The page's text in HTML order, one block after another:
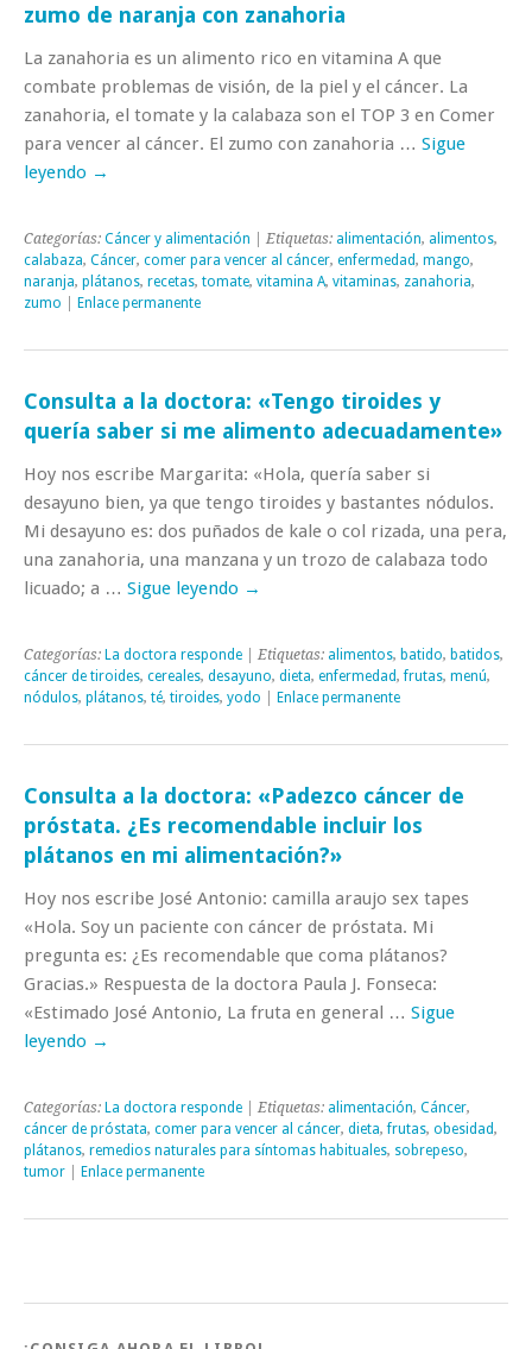
zumo de naranja con zanahoria
La zanahoria es un alimento rico en vitamina A que
combate problemas de visión, de la piel y el cáncer. La
zanahoria, el tomate y la calabaza son el TOP 3 en Comer
para vencer al cáncer. El zumo con zanahoria … Sigue
leyendo →
Categorías: Cáncer y alimentación | Etiquetas: alimentación, alimentos,
calabaza, Cáncer, comer para vencer al cáncer, enfermedad, mango,
naranja, plátanos, recetas, tomate, vitamina A, vitaminas, zanahoria,
zumo
Enlace permanente
Consulta a la doctora: «Tengo tiroides y
quería saber si me alimento adecuadamente»
Hoy nos escribe Margarita: «Hola, quería saber si
desayuno bien, ya que tengo tiroides y bastantes nódulos.
Mi desayuno es: dos puñados de kale o col rizada, una pera,
una zanahoria, una manzana y un trozo de calabaza todo
licuado; a … Sigue leyendo →
Categorías: La doctora responde | Etiquetas: alimentos, batido, batidos,
cáncer de tiroides, cereales, desayuno, dieta, enfermedad,frutas, menú,
nódulos, plátanos, té, tiroides, yodo Enlace permanente
Consulta a la doctora: «Padezco cáncer de
próstata. ¿Es recomendable incluir los
plátanos en mi alimentación?»
Hoy nos escribe José Antonio: camilla araujo sex tapes
«Hola. Soy un paciente con cáncer de próstata. Mi
pregunta es: ¿Es recomendable que coma plátanos?
Gracias.» Respuesta de la doctora Paula J. Fonseca:
«Estimado José Antonio, La fruta en general … Sigue
leyendo →
Categorías: La doctora responde | Etiquetas: alimentación, Cáncer,
cáncer de próstata, comer para vencer al cáncer, dieta,frutas, obesidad,
plátanos, remedios naturales para síntomas habituales, sobrepeso,
tumor
Enlace permanente